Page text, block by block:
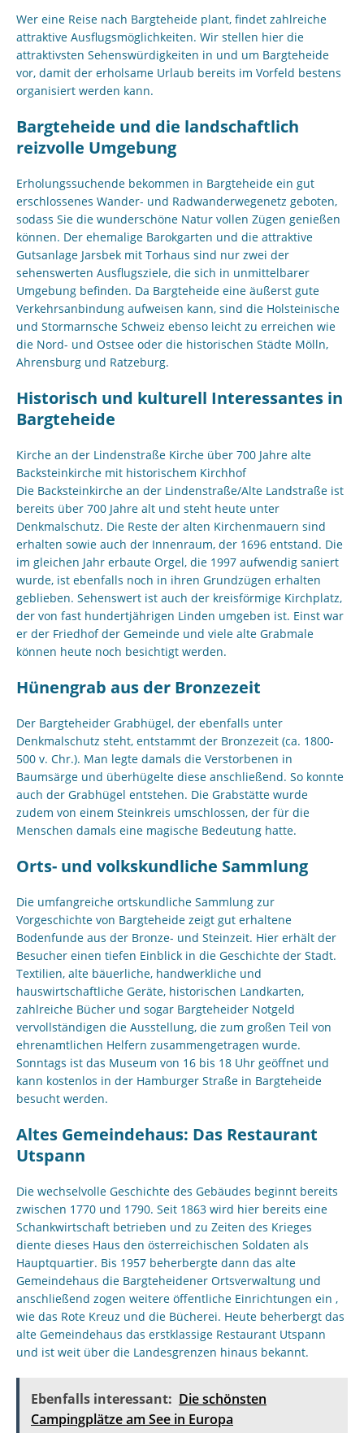
Wer eine Reise nach Bargteheide plant, findet zahlreiche
attraktive Ausflugsmöglichkeiten. Wir stellen hier die
attraktivsten Sehenswürdigkeiten in und um Bargteheide
vor, damit der erholsame Urlaub bereits im Vorfeld bestens
organisiert werden kann.
Bargteheide und die landschaftlich
reizvolle Umgebung
Erholungssuchende bekommen in Bargteheide ein gut
erschlossenes Wander- und Radwanderwegenetz geboten,
sodass Sie die wunderschöne Natur vollen Zügen genießen
können. Der ehemalige Barokgarten und die attraktive
Gutsanlage Jarsbek mit Torhaus sind nur zwei der
sehenswerten Ausflugsziele, die sich in unmittelbarer
Umgebung befinden. Da Bargteheide eine äußerst gute
Verkehrsanbindung aufweisen kann, sind die Holsteinische
und Stormarnsche Schweiz ebenso leicht zu erreichen wie
die Nord- und Ostsee oder die historischen Städte Mölln,
Ahrensburg und Ratzeburg.
Historisch und kulturell Interessantes in
Bargteheide
Kirche an der Lindenstraße Kirche über 700 Jahre alte
Backsteinkirche mit historischem Kirchhof
Die Backsteinkirche an der Lindenstraße/Alte Landstraße ist
bereits über 700 Jahre alt und steht heute unter
Denkmalschutz. Die Reste der alten Kirchenmauern sind
erhalten sowie auch der Innenraum, der 1696 entstand. Die
im gleichen Jahr erbaute Orgel, die 1997 aufwendig saniert
wurde, ist ebenfalls noch in ihren Grundzügen erhalten
geblieben. Sehenswert ist auch der kreisförmige Kirchplatz,
der von fast hundertjährigen Linden umgeben ist. Einst war
er der Friedhof der Gemeinde und viele alte Grabmale
können heute noch besichtigt werden.
Hünengrab aus der Bronzezeit
Der Bargteheider Grabhügel, der ebenfalls unter
Denkmalschutz steht, entstammt der Bronzezeit (ca. 1800-
500 v. Chr.). Man legte damals die Verstorbenen in
Baumsärge und überhügelte diese anschließend. So konnte
auch der Grabhügel entstehen. Die Grabstätte wurde
zudem von einem Steinkreis umschlossen, der für die
Menschen damals eine magische Bedeutung hatte.
Orts- und volkskundliche Sammlung
Die umfangreiche ortskundliche Sammlung zur
Vorgeschichte von Bargteheide zeigt gut erhaltene
Bodenfunde aus der Bronze- und Steinzeit. Hier erhält der
Besucher einen tiefen Einblick in die Geschichte der Stadt.
Textilien, alte bäuerliche, handwerkliche und
hauswirtschaftliche Geräte, historischen Landkarten,
zahlreiche Bücher und sogar Bargteheider Notgeld
vervollständigen die Ausstellung, die zum großen Teil von
ehrenamtlichen Helfern zusammengetragen wurde.
Sonntags ist das Museum von 16 bis 18 Uhr geöffnet und
kann kostenlos in der Hamburger Straße in Bargteheide
besucht werden.
Altes Gemeindehaus: Das Restaurant
Utspann
Die wechselvolle Geschichte des Gebäudes beginnt bereits
zwischen 1770 und 1790. Seit 1863 wird hier bereits eine
Schankwirtschaft betrieben und zu Zeiten des Krieges
diente dieses Haus den österreichischen Soldaten als
Hauptquartier. Bis 1957 beherbergte dann das alte
Gemeindehaus die Bargteheidener Ortsverwaltung und
anschließend zogen weitere öffentliche Einrichtungen ein ,
wie das Rote Kreuz und die Bücherei. Heute beherbergt das
alte Gemeindehaus das erstklassige Restaurant Utspann
und ist weit über die Landesgrenzen hinaus bekannt.
Ebenfalls interessant: Die schönsten
Campingplätze am See in Europa